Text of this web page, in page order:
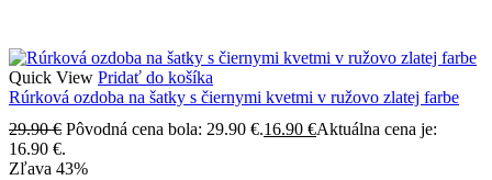
Quick View Pridať do košíka
Rúrková ozdoba na šatky s čiernymi kvetmi v ružovo zlatej farbe
29.90€ Pôvodná cena bola: 29.90 €.16.90 €Aktuálna cena je:
16.90 €.
Zľava 43%